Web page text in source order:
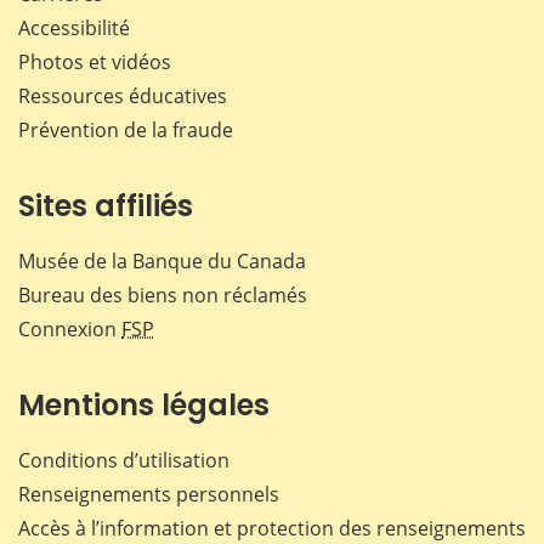
Accessibilité
Photos et vidéos
Ressources éducatives
Prévention de la fraude
Sites affiliés
Musée de la Banque du Canada
Bureau des biens non réclamés
Connexion FSP
Mentions légales
Conditions d’utilisation
Renseignements personnels
Accès à l’information et protection des renseignements